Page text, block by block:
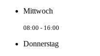
Mittwoch
08:00 - 16:00
Donnerstag